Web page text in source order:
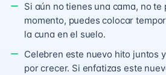
Si aún no tienes una cama, no te
momento, puedes colocar
la cuna en el suelo.
Celebren este nuevo hito juntos
por crecer. Si enfatizas este